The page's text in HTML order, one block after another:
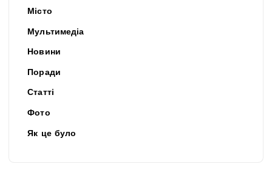
Місто
Мультимедіа
Новини
Поради
Статті
Фото
Як це було